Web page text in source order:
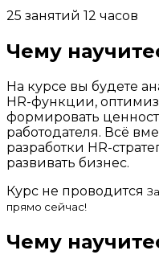
25 занятий 12 часов
Чему
На курсе вы будете
НR-функции,
формировать
работодателя. Всё
разработки НR-
развивать бизнес.
Курс не проводится
прямо сейчас!
Чему